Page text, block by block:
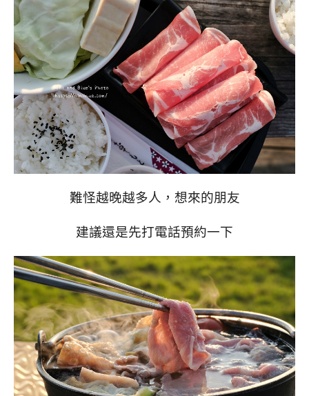
難怪越晚越多人，想來的朋友
建議還是先打電話預約一下